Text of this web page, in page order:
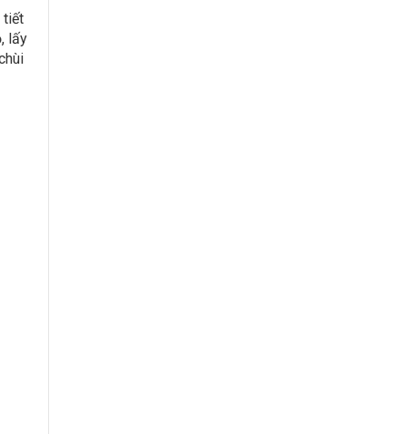
tiết
lấy